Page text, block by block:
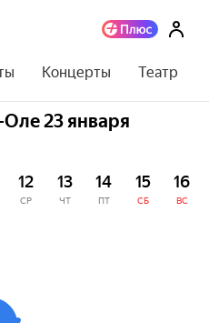
Концерты Театр
23 января
12
СР
13
ЧТ
14
ПТ
15
СБ
16
ВС